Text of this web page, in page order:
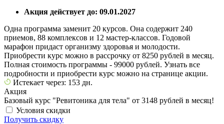
Акция действует до: 09.01.2027
Одна программа заменит 20 курсов. Она содержит 240
приемов, 88 комплексов и 12 мастер-классов. Годовой
марафон придаст организму здоровья и молодости.
Приобрести курс можно в рассрочку от 8250 рублей в месяц.
Полная стоимость программы - 99000 рублей. Узнать все
подробности и приобрести курс можно на странице акции.
Истекает через: 153 дн.
Акция
Базовый курс "Ревитоника для тела" от 3148 рублей в месяц!
Условия скидки
Получить скидку